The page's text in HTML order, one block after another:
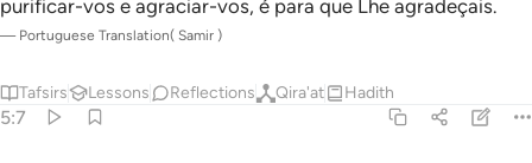
purificar-vos e agraciar-vos, é para que Lhe agradeçais.
— Portuguese Translation( Samir )
Tafsirs Lessons Reflections Qira'at Hadith
5:7